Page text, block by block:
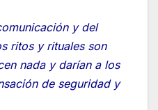
y del
ritos y rituales son
nada y darían a los
de seguridad y